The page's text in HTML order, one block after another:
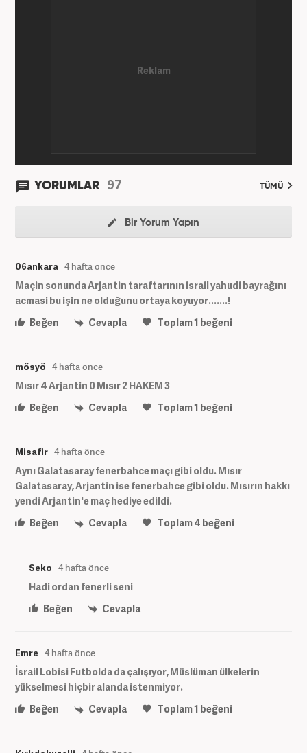
YORUMLAR 97 TÜMÜ
Bir Yorum Yapın
06ankara 4 hafta önce
Maçin sonunda Arjantin taraftarının israil yahudi bayrağını
acmasi bu işin ne olduğunu ortaya koyuyor.......!
Beğen
Cevapla Toplam1 beğeni
mösyö 4 hafta önce
Mısır 4 Arjantin 0 Mısır 2 HAKEM 3
Beğen
Cevapla Toplam1 beğeni
Misafir 4 hafta önce
Aynı Galatasaray fenerbahce maçı gibi oldu. Mısır
Galatasaray, Arjantin ise fenerbahce gibi oldu. Mısırın hakkı
yendi Arjantin'e maç hediye edildi.
Beğen
Cevapla Toplam4 beğeni
Seko 4 hafta önce
Hadi ordan fenerli seni
Beğen
Cevapla
Emre 4 hafta önce
İsrail Lobisi Futbolda da çalışıyor, Müslüman ülkelerin
yükselmesi hiçbir alanda istenmiyor.
Beğen
Cevapla Toplam1 beğeni